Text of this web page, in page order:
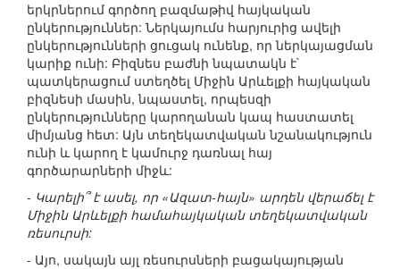
երկրներում գործող բազմաթիվ հայկական
ընկերություններ: Ներկայումս հարյուրից ավելի
ընկերությունների ցուցակ ունենք, որ ներկայացման
կարիք ունի: Բիզնես բաժնի նպատակն է`
պատկերացում ստեղծել Միջին Արևելքի հայկական
բիզնեսի մասին, նպաստել, որպեսզի
ընկերությունները կարողանան կապ հաստատել
միմյանց հետ: Այն տեղեկատվական նշանակություն
ունի և կարող է կամուրջ դառնալ հայ
գործարարների միջև:
- Կարելի՞ է ասել, որ «Ազատ-հայն» արդեն վերաճել է
Միջին Արևելքի համահայկական տեղեկատվական
ռեսուրսի:
- Այո, սակայն այլ ռեսուրսների բացակայության